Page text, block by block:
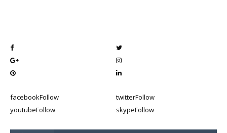
facebookFollow twitterFollow
youtubeFollow skypeFollow